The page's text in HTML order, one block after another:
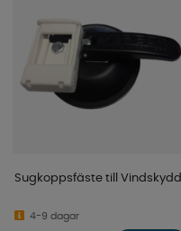
Sugkoppsfäste till Vindskydd
4-9 dagar